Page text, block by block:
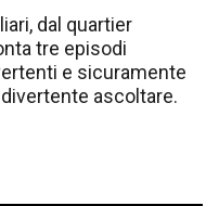
dal quartier
tre episodi
e sicuramente
ascoltare.